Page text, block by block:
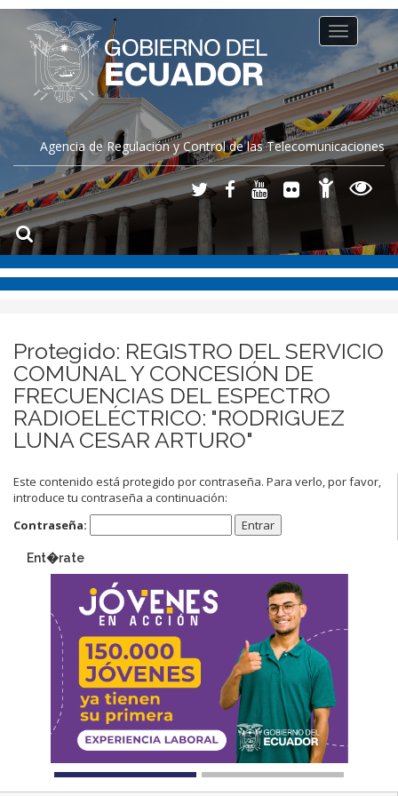
Agencia de Regulación y Control de las Telecomunicaciones
Toggle
navigation
Protegido: REGISTRO DEL SERVICIO
COMUNAL Y CONCESIÓN DE
FRECUENCIAS DEL ESPECTRO
RADIOELÉCTRICO: "RODRIGUEZ
LUNA CESAR ARTURO"
Este contenido está protegido por contraseña. Para verlo, por favor,
introduce tu contraseña a continuación:
Contraseña:
Ent�rate